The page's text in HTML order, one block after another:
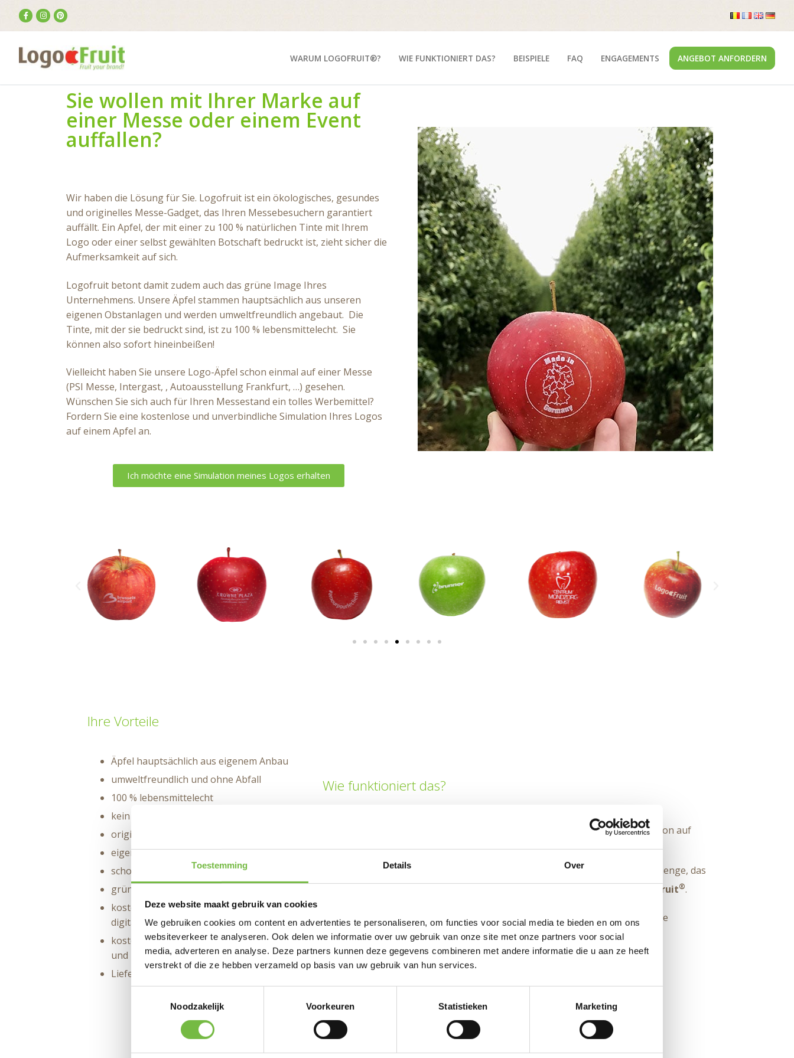
Toestemming Details Over
Deze website maakt gebruik van cookies
We gebruiken cookies om content en advertenties te personaliseren, om functies voor social media te bieden en om ons
websiteverkeer te analyseren. Ook delen we informatie over uw gebruik van onze site met onze partners voor social
media, adverteren en analyse. Deze partners kunnen deze gegevens combineren met andere informatie die u aan ze heeft
verstrekt of die ze hebben verzameld op basis van uw gebruik van hun services.
Noodzakelijk
Voorkeuren Statistieken Marketing
WARUM LOGOFRUIT®? WIE FUNKTIONIERT DAS? BEISPIELE FAQ ENGAGEMENTS ANGEBOT ANFORDERN
Sie wollen mit Ihrer Marke auf
einer Messe oder einem Event
auffallen?
Wir haben die Lösung für Sie. Logofruit ist ein ökologisches, gesundes
und originelles Messe-Gadget, das Ihren Messebesuchern garantiert
auffällt. Ein Apfel, der mit einer zu 100 % natürlichen Tinte mit Ihrem
Logo oder einer selbst gewählten Botschaft bedruckt ist, zieht sicher die
Aufmerksamkeit auf sich.
Logofruit betont damit zudem auch das grüne Image Ihres
Unternehmens. Unsere Äpfel stammen hauptsächlich aus unseren
eigenen Obstanlagen und werden umweltfreundlich angebaut. Die
Tinte, mit der sie bedruckt sind, ist zu 100 % lebensmittelecht. Sie
können also sofort hineinbeißen!
Vielleicht haben Sie unsere Logo-Äpfel schon einmal auf einer Messe
(PSI Messe, Intergast, , Autoausstellung Frankfurt, …) gesehen.
Wünschen Sie sich auch für Ihren Messestand ein tolles Werbemittel?
Fordern Sie eine kostenlose und unverbindliche Simulation Ihres Logos
auf einem Apfel an.
Ich möchte eine Simulation meines Logos erhalten
Ihre Vorteile
Äpfel hauptsächlich aus eigenem Anbau
umweltfreundlich und ohne Abfall
100 % lebensmittelecht
kein Plastik
originell und auffällig
eigener Aufdruck nach Wahl
schon ab 50 Stück bestellbar
grüne oder rote Äpfel zur Wahl
kostenloser Entwurf Ihres Logos mit einem
digitalen Probedruck
kostenlose Lieferung montags in Belgien
und Luxemburg
Lieferung ins Ausland ebenfalls möglich
Wie funktioniert das?
Wir senden Ihnen digital Ihren Klischeevorschlag und eine Simulation auf
Sie erteilen uns Ihre Druckgenehmigung und bestätigen uns die Menge, das
perfekte Logofruit®.
Schritt 6: Sie erhalten Ihre Logo-Äpfel, sind überaus zufrieden und teilen Ihre
Erfahrung mit uns in den sozialen Medien mit #logofruit!